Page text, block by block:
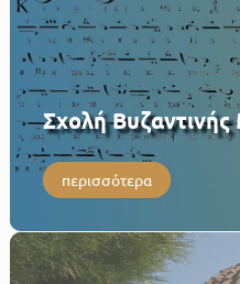
Σχολή
περισσότερα